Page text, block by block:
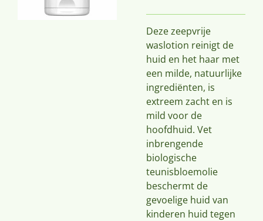
Deze zeepvrije
waslotion reinigt de
huid en het haar met
een milde, natuurlijke
ingrediënten, is
extreem zacht en is
mild voor de
hoofdhuid. Vet
inbrengende
biologische
teunisbloemolie
beschermt de
gevoelige huid van
kinderen huid tegen